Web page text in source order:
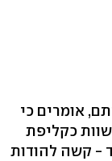
אומרים כי
כקליפת
- קשה להודות